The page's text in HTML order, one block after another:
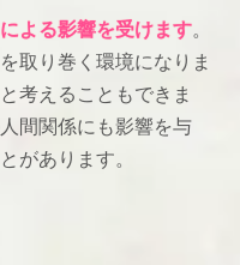
よる影響を受けます。
取り巻く環境になりま
考えることもできま
間関係にも影響を与
があります。